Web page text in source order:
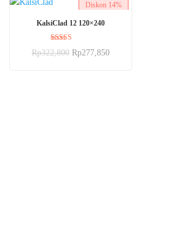
Diskon 14%
KalsiClad 12 120×240
Dinilai
5.00
Rp322,800 Rp277,850